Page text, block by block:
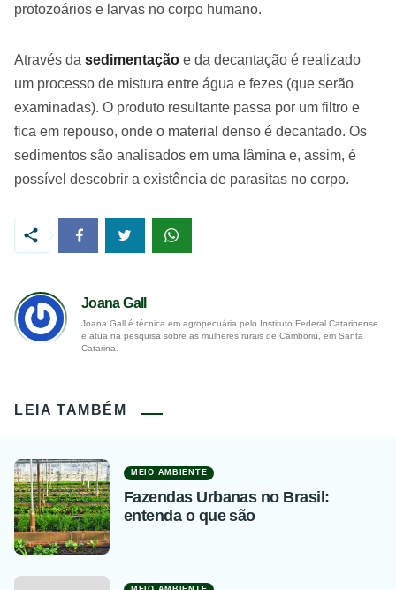
protozoários e larvas no corpo humano.
Através da sedimentação e da decantação é realizado
um processo de mistura entre água e fezes (que serão
examinadas). O produto resultante passa por um filtro e
fica em repouso, onde o material denso é decantado. Os
sedimentos são analisados em uma lâmina e, assim, é
possível descobrir a existência de parasitas no corpo.
Joana Gall
Joana Gall é técnica em agropecuária pelo Instituto Federal Catarinense
e atua na pesquisa sobre as mulheres rurais de Camboriú, em Santa
Catarina.
LEIA TAMBÉM
MEIO AMBIENTE
Fazendas Urbanas no Brasil:
entenda o que são